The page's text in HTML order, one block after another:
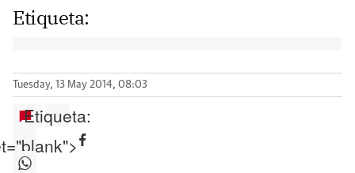
Etiqueta:
Tuesday, 13 May 2014, 08:03
Etiqueta: